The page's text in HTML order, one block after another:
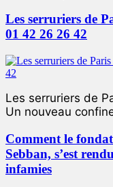
Les serruriers de
01 42 26 26 42
Les serruriers de
Un nouveau
Comment le
Sebban, s’est
infamies